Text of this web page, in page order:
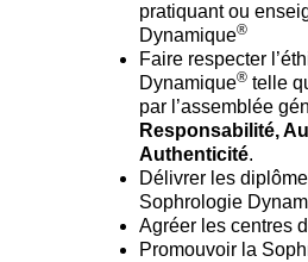
pratiquant ou
Dynamique®
Faire respecter
Dynamique®telle
par l’assemblée
Responsabilité,
Authenticité.
Délivrer les
Sophrologie
Agréer les centres
Promouvoir la